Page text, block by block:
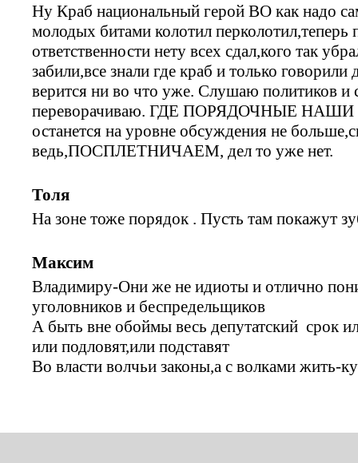
Ну Краб национальный герой ВО как надо
молодых битами колотил перколотил,теперь
ответственности нету всех сдал,кого так
забили,все знали где краб и только
верится ни во что уже. Слушаю политиков и
переворачиваю. ГДЕ ПОРЯДОЧНЫЕ НАШИ
останется на уровне обсуждения не
ведь,ПОСПЛЕТНИЧАЕМ, дел то уже нет.
Толя
На зоне тоже порядок . Пусть там покажут
Максим
Владимиру-Они же не идиоты и отлично
уголовников и беспредельщиков
А быть вне обоймы весь депутатский срок
или подловят,или подставят
Во власти волчьи законы,а с волками жить-